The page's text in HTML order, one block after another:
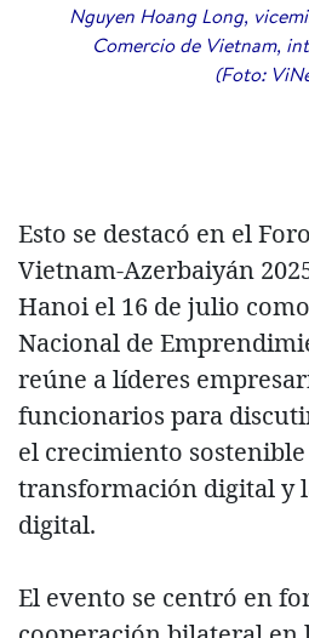
Nguyen Hoang Long,
Comercio de Vietnam,
(Foto:
Esto se destacó en el
Vietnam-Azerbaiyán
Hanoi el 16 de julio
Nacional de
reúne a líderes
funcionarios para
el crecimiento
transformación digital y
digital.
El evento se centró en